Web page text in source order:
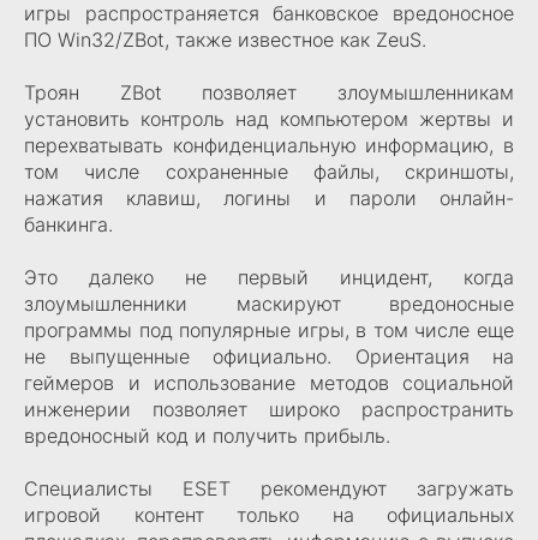
игры распространяется банковское вредоносное
ПО Win32/ZBot, также известное как ZeuS.
Троян ZBot позволяет злоумышленникам
установить контроль над компьютером жертвы и
перехватывать конфиденциальную информацию, в
том числе сохраненные файлы, скриншоты,
нажатия клавиш, логины и пароли онлайн-
банкинга.
Это далеко не первый инцидент, когда
злоумышленники маскируют вредоносные
программы под популярные игры, в том числе еще
не выпущенные официально. Ориентация на
геймеров и использование методов социальной
инженерии позволяет широко распространить
вредоносный код и получить прибыль.
Специалисты ESET рекомендуют загружать
игровой контент только на официальных